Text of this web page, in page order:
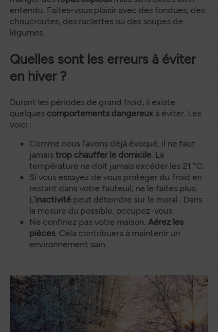
entendu. Faites-vous plaisir avec des fondues, des
choucroutes, des raclettes ou des soupes de
légumes.
Quelles sont les erreurs à éviter
en hiver ?
Durant les périodes de grand froid, il existe
quelques comportements dangereux à éviter. Les
voici :
Comme nous l’avons déjà évoqué, il ne faut
jamaistrop chauffer le domicile. La
température ne doit jamais excéder les 21 °C.
Si vous essayez de vous protéger du froid en
restant dans votre fauteuil, ne le faites plus.
L’inactivité peut déteindre sur le moral . Dans
la mesure du possible, occupez-vous.
Ne confinez pas votre maison. Aérez les
pièces. Cela contribuera à maintenir un
environnement sain.